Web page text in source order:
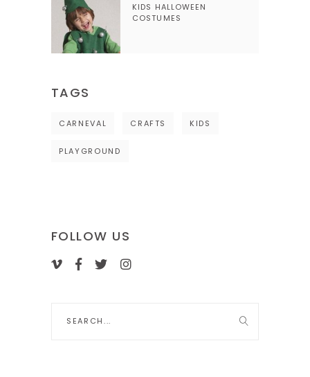
KIDS HALLOWEEN
COSTUMES
TAGS
CARNEVAL CRAFTS KIDS
PLAYGROUND
FOLLOW US